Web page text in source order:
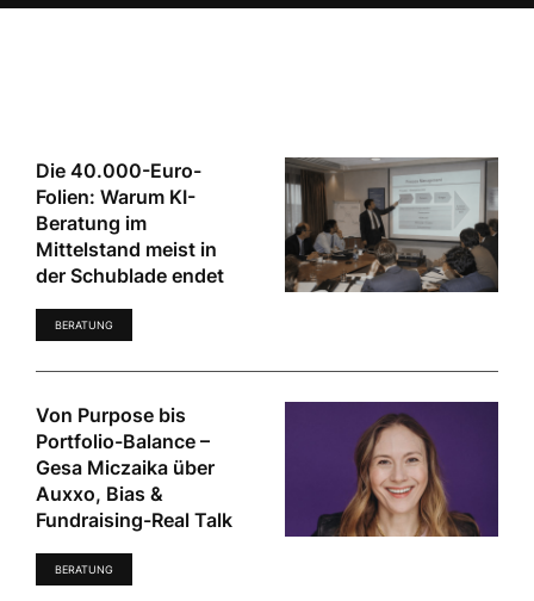
Die 40.000-Euro-
Folien: Warum KI-
Beratung im
Mittelstand meist in
der Schublade endet
BERATUNG
Von Purpose bis
Portfolio-Balance –
Gesa Miczaika über
Auxxo, Bias &
Fundraising-Real Talk
BERATUNG